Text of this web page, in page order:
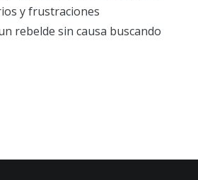
y frustraciones
rebelde sin causa buscando